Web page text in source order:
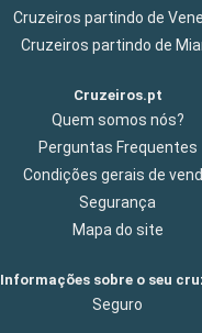
Cruzeiros partindo de
Cruzeiros partindo de
Cruzeiros.pt
Quem somos nós?
Perguntas Frequentes
Condições gerais de
Segurança
Mapa do site
Informações sobre o seu
Seguro